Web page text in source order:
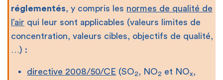
réglementés, y compris les normes de qualité de
l’air qui leur sont applicables (valeurs limites de
concentration, valeurs cibles, objectifs de qualité,
…) :
directive 2008/50/CE (SO2, NO2 et NOx,